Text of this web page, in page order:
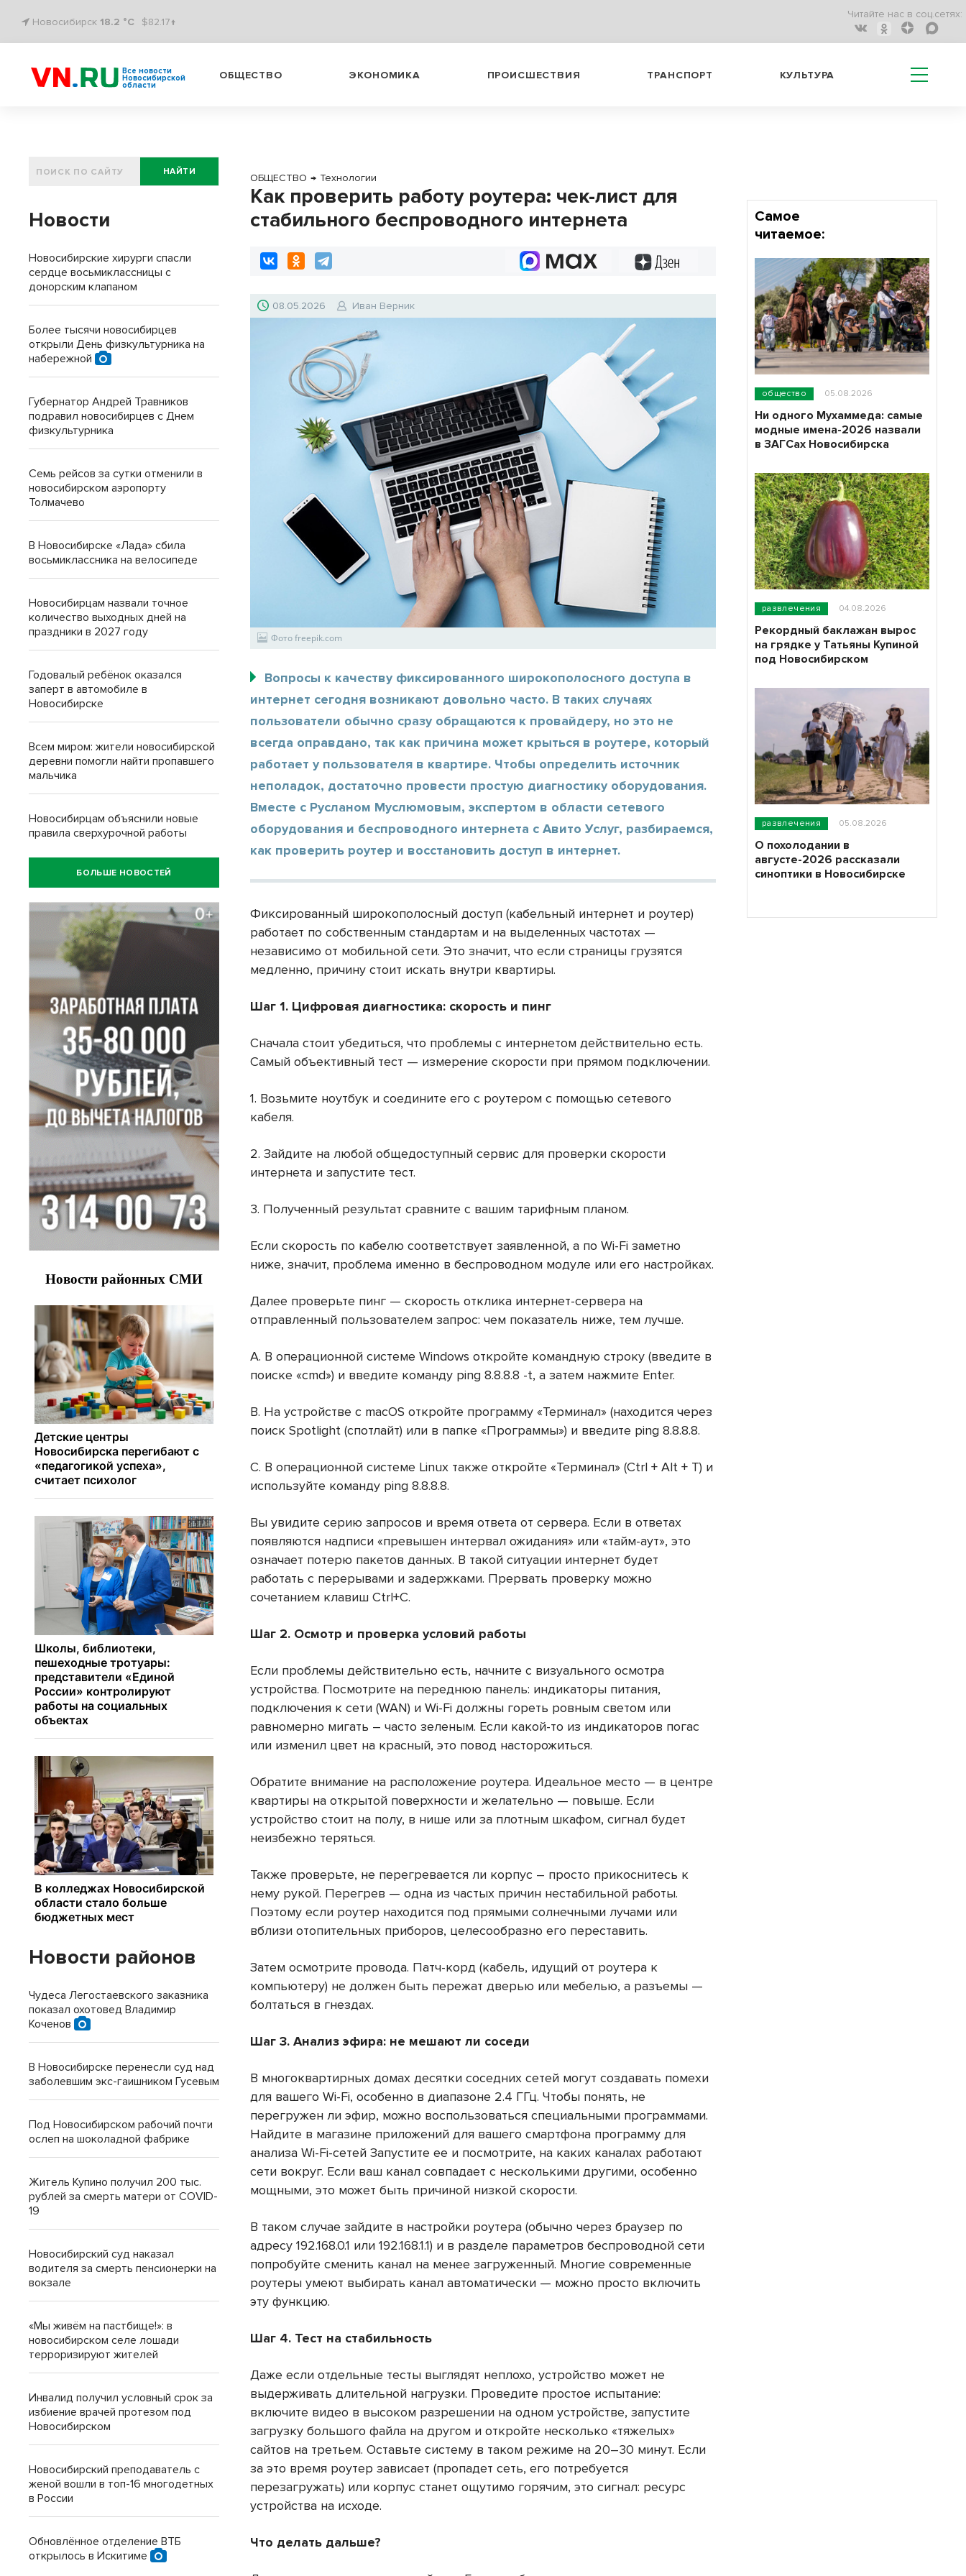
Новосибирск 18.2 °C $82.17↑
Читайте нас в соц.сетях:
Все новости
Новосибирской
области
ОБЩЕСТВО ЭКОНОМИКА ПРОИСШЕСТВИЯ ТРАНСПОРТ КУЛЬТУРА
ОБЩЕСТВО → Технологии
Как проверить работу роутера: чек-лист для
стабильного беспроводного интернета
08.05.2026 Иван Верник
Фото freepik.com
Вопросы к качеству фиксированного широкополосного доступа в
интернет сегодня возникают довольно часто. В таких случаях
пользователи обычно сразу обращаются к провайдеру, но это не
всегда оправдано, так как причина может крыться в роутере, который
работает у пользователя в квартире. Чтобы определить источник
неполадок, достаточно провести простую диагностику оборудования.
Вместе с Русланом Муслюмовым, экспертом в области сетевого
оборудования и беспроводного интернета с Авито Услуг, разбираемся,
как проверить роутер и восстановить доступ в интернет.
Фиксированный широкополосный доступ (кабельный интернет и роутер)
работает по собственным стандартам и на выделенных частотах —
независимо от мобильной сети. Это значит, что если страницы грузятся
медленно, причину стоит искать внутри квартиры.
Шаг 1. Цифровая диагностика: скорость и пинг
Сначала стоит убедиться, что проблемы с интернетом действительно есть.
Самый объективный тест — измерение скорости при прямом подключении.
1. Возьмите ноутбук и соедините его с роутером с помощью сетевого
кабеля.
2. Зайдите на любой общедоступный сервис для проверки скорости
интернета и запустите тест.
3. Полученный результат сравните с вашим тарифным планом.
Если скорость по кабелю соответствует заявленной, а по Wi-Fi заметно
ниже, значит, проблема именно в беспроводном модуле или его настройках.
Далее проверьте пинг — скорость отклика интернет-сервера на
отправленный пользователем запрос: чем показатель ниже, тем лучше.
A. В операционной системе Windows откройте командную строку (введите в
поиске «cmd») и введите команду ping 8.8.8.8 -t, а затем нажмите Enter.
B. На устройстве с macOS откройте программу «Терминал» (находится через
поиск Spotlight (спотлайт) или в папке «Программы») и введите ping 8.8.8.8.
C. В операционной системе Linux также откройте «Терминал» (Ctrl + Alt + T) и
используйте команду ping 8.8.8.8.
Вы увидите серию запросов и время ответа от сервера. Если в ответах
появляются надписи «превышен интервал ожидания» или «тайм-аут», это
означает потерю пакетов данных. В такой ситуации интернет будет
работать с перерывами и задержками. Прервать проверку можно
сочетанием клавиш Ctrl+C.
Шаг 2. Осмотр и проверка условий работы
Если проблемы действительно есть, начните с визуального осмотра
устройства. Посмотрите на переднюю панель: индикаторы питания,
подключения к сети (WAN) и Wi-Fi должны гореть ровным светом или
равномерно мигать – часто зеленым. Если какой-то из индикаторов погас
или изменил цвет на красный, это повод насторожиться.
Обратите внимание на расположение роутера. Идеальное место — в центре
квартиры на открытой поверхности и желательно — повыше. Если
устройство стоит на полу, в нише или за плотным шкафом, сигнал будет
неизбежно теряться.
Также проверьте, не перегревается ли корпус – просто прикоснитесь к
нему рукой. Перегрев — одна из частых причин нестабильной работы.
Поэтому если роутер находится под прямыми солнечными лучами или
вблизи отопительных приборов, целесообразно его переставить.
Затем осмотрите провода. Патч-корд (кабель, идущий от роутера к
компьютеру) не должен быть пережат дверью или мебелью, а разъемы —
болтаться в гнездах.
Шаг 3. Анализ эфира: не мешают ли соседи
В многоквартирных домах десятки соседних сетей могут создавать помехи
для вашего Wi-Fi, особенно в диапазоне 2.4 ГГц. Чтобы понять, не
перегружен ли эфир, можно воспользоваться специальными программами.
Найдите в магазине приложений для вашего смартфона программу для
анализа Wi-Fi-сетей Запустите ее и посмотрите, на каких каналах работают
сети вокруг. Если ваш канал совпадает с несколькими другими, особенно
мощными, это может быть причиной низкой скорости.
В таком случае зайдите в настройки роутера (обычно через браузер по
адресу 192.168.0.1 или 192.168.1.1) и в разделе параметров беспроводной сети
попробуйте сменить канал на менее загруженный. Многие современные
роутеры умеют выбирать канал автоматически — можно просто включить
эту функцию.
Шаг 4. Тест на стабильность
Даже если отдельные тесты выглядят неплохо, устройство может не
выдерживать длительной нагрузки. Проведите простое испытание:
включите видео в высоком разрешении на одном устройстве, запустите
загрузку большого файла на другом и откройте несколько «тяжелых»
сайтов на третьем. Оставьте систему в таком режиме на 20–30 минут. Если
за это время роутер зависает (пропадет сеть, его потребуется
перезагружать) или корпус станет ощутимо горячим, это сигнал: ресурс
устройства на исходе.
Что делать дальше?
НАЙТИ
Новости
Новосибирские хирурги спасли
сердце восьмиклассницы с
донорским клапаном
Более тысячи новосибирцев
открыли День физкультурника на
набережной
Губернатор Андрей Травников
подравил новосибирцев с Днем
физкультурника
Семь рейсов за сутки отменили в
новосибирском аэропорту
Толмачево
В Новосибирске «Лада» сбила
восьмиклассника на велосипеде
Новосибирцам назвали точное
количество выходных дней на
праздники в 2027 году
Годовалый ребёнок оказался
заперт в автомобиле в
Новосибирске
Всем миром: жители новосибирской
деревни помогли найти пропавшего
мальчика
Новосибирцам объяснили новые
правила сверхурочной работы
БОЛЬШЕ НОВОСТЕЙ
Новости районов
Чудеса Легостаевского заказника
показал охотовед Владимир
Коченов
В Новосибирске перенесли суд над
заболевшим экс-гаишником Гусевым
Под Новосибирском рабочий почти
ослеп на шоколадной фабрике
Житель Купино получил 200 тыс.
рублей за смерть матери от COVID-
19
Новосибирский суд наказал
водителя за смерть пенсионерки на
вокзале
«Мы живём на пастбище!»: в
новосибирском селе лошади
терроризируют жителей
Инвалид получил условный срок за
избиение врачей протезом под
Новосибирском
Новосибирский преподаватель с
женой вошли в топ-16 многодетных
в России
Обновлённое отделение ВТБ
открылось в Искитиме
Самое
читаемое:
общество 05.08.2026
Ни одного Мухаммеда: самые
модные имена-2026 назвали
в ЗАГСах Новосибирска
развлечения 04.08.2026
Рекордный баклажан вырос
на грядке у Татьяны Купиной
под Новосибирском
развлечения 05.08.2026
О похолодании в
августе-2026 рассказали
синоптики в Новосибирске